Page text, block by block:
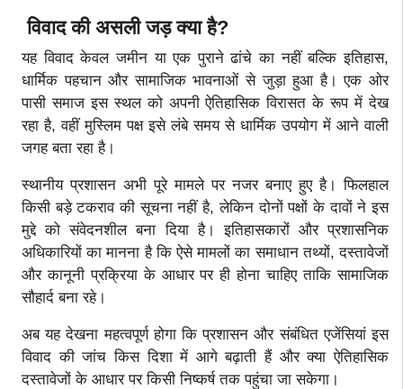
विवाद की असली जड़ क्या है?
यह विवाद केवल जमीन या एक पुराने ढांचे का नहीं बल्कि इतिहास,
धार्मिक पहचान और सामाजिक भावनाओं से जुड़ा हुआ है। एक ओर
पासी समाज इस स्थल को अपनी ऐतिहासिक विरासत के रूप में देख
रहा है, वहीं मुस्लिम पक्ष इसे लंबे समय से धार्मिक उपयोग में आने वाली
जगह बता रहा है।
स्थानीय प्रशासन अभी पूरे मामले पर नजर बनाए हुए है। फिलहाल
किसी बड़े टकराव की सूचना नहीं है, लेकिन दोनों पक्षों के दावों ने इस
मुद्दे को संवेदनशील बना दिया है। इतिहासकारों और प्रशासनिक
अधिकारियों का मानना है कि ऐसे मामलों का समाधान तथ्यों, दस्तावेजों
और कानूनी प्रक्रिया के आधार पर ही होना चाहिए ताकि सामाजिक
सौहार्द बना रहे।
अब यह देखना महत्वपूर्ण होगा कि प्रशासन और संबंधित एजेंसियां इस
विवाद की जांच किस दिशा में आगे बढ़ाती हैं और क्या ऐतिहासिक
दस्तावेजों के आधार पर किसी निष्कर्ष तक पहुंचा जा सकेगा।